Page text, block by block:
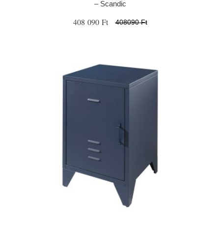
– Scandic
408 090 Ft 408090 Ft